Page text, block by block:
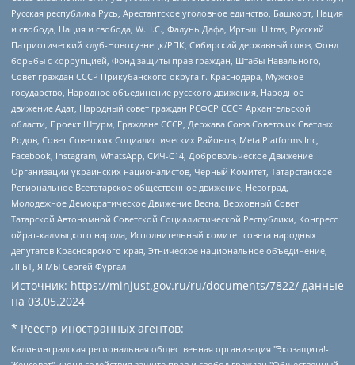
Русская республика Русь, Арестантское уголовное единство, Башкорт, Нация
и свобода, Нация и свобода, W.H.С., Фалунь Дафа, Иртыш Ultras, Русский
Патриотический клуб-Новокузнецк/РПК, Сибирский державный союз, Фонд
борьбы с коррупцией, Фонд защиты прав граждан, Штабы Навального,
Совет граждан СССР Прикубанского округа г. Краснодара, Мужское
государство, Народное объединение русского движения, Народное
движение Адат, Народный совет граждан РСФСР СССР Архангельской
области, Проект Штурм, Граждане СССР, Держава Союз Советских Светлых
Родов, Совет Советских Социалистических Районов, Meta Platforms Inc,
Facebook, Instagram, WhatsApp, СИЧ-С14, Добровольческое Движение
Организации украинских националистов, Черный Комитет, Татарстанское
Региональное Всетатарское общественное движение, Невоград,
Молодежное Демократическое Движение Весна, Верховный Совет
Татарской Автономной Советской Социалистической Республики, Конгресс
ойрат-калмыцкого народа, Исполнительный комитет совета народных
депутатов Красноярского края, Этническое национальное объединение,
ЛГБТ, Я.МЫ Сергей Фургал
Источник: https://minjust.gov.ru/ru/documents/7822/ данные
на 03.05.2024
* Реестр иностранных агентов:
Калининградская региональная общественная организация "Экозащита!-Женсовет", Фонд содействия защите прав и свобод граждан "Общественный вердикт", Фонд "Институт Развития Свободы Информации", Частное учреждение "Информационное агентство МЕМО. РУ", Региональная общественная организация "Общественная комиссия по сохранению наследия академика Сахарова", Фонд поддержки свободы прессы, Санкт-Петербургская общественная правозащитная организация "Гражданский контроль", Межрегиональная общественная организация "Информационно-просветительский центр "Мемориал", Региональный Фонд "Центр Защиты Прав Средств Массовой Информации", с 05.12.2023 Фонд "Центр Защиты Прав Средств массовой информации", Региональная общественная благотворительная организация помощи беженцам и мигрантам "Гражданское содействие", Негосударственное образовательное учреждение дополнительного профессионального образования (повышение квалификации) специалистов "АКАДЕМИЯ ПО ПРАВАМ ЧЕЛОВЕКА", Свердловская региональная общественная организация "Сутяжник", Автономная некоммерческая организация "Центр независимых социологических исследований", Союз общественных объединений "Российский исследовательский центр по правам человека", Региональное общественное учреждение научно-информационный центр "МЕМОРИАЛ", Некоммерческая организация "Фонд защиты гласности", Автономная некоммерческая организация "Институт прав человека", Городская общественная организация "Екатеринбургское общество "МЕМОРИАЛ", Городская общественная организация "Рязанское историко-просветительское и правозащитное общество "Мемориал" (Рязанский Мемориал), Челябинский региональный орган общественной самодеятельности – женское общественное объединение "Женщины Евразии", Челябинский региональный орган общественной самодеятельности "Уральская правозащитная группа", Фонд содействия защите здоровья и социальной справедливости имени Андрея Рылькова, Автономная Некоммерческая Организация "Аналитический Центр Юрия Левады", Автономная некоммерческая организация социальной поддержки населения "Проект Апрель", Региональная общественная организация помощи женщинам и детям, находящимся в кризисной ситуации "Информационно-методический центр "Анна", Фонд содействия развитию массовых коммуникаций и правовому просвещению "Так-так-Так", Фонд содействия устойчивому развитию "Серебряная тайга", Свердловский региональный общественный фонд социальных проектов "Новое время", "Idel.Реалии", Кавказ.Реалии, Крым.Реалии, Телеканал Настоящее Время, Татаро-башкирская служба Радио Свобода (Azatliq Radiosi), Радио Свободная Европа/Радио Свобода (PCE/PC), "Сибирь.Реалии", "Фактограф", Благотворительный фонд помощи осужденным и их семьям, Автономная некоммерческая организация "Институт глобализации и социальных движений", Фонд "В защиту прав заключенных", Частное учреждение "Центр поддержки и содействия развитию средств массовой информации", Пензенский региональный общественный благотворительный фонд "Гражданский союз", "Север.Реалии", Некоммерческая организация Фонд "Правовая инициатива", Общество с ограниченной ответственностью "Радио Свободная Европа/Радио Свобода", Чешское информационное агентство "MEDIUM-ORIENT", Красноярская региональная общественная организация "Мы против СПИДа", Камалягин Денис Николаевич, Маркелов Сергей Евгеньевич, Пономарев Лев Александрович, Савицкая Людмила Алексеевна, Автономная некоммерческая организация "Центр по работе с проблемой насилия "НАСИЛИЮ.НЕТ", Межрегиональный профессиональный союз работников здравоохранения "Альянс врачей", Юридическое лицо, зарегистрированное в Латвийской Республике, SIA "Medusa Project" (регистрационный номер 40103797863, дата регистрации 10.06.2014), Некоммерческая организация "Фонд по борьбе с коррупцией", Автономная некоммерческая организация "Институт права и публичной политики", Баданин Роман Сергеевич, Гликин Максим Александрович, Железнова Мария Михайловна, Лукьянова Юлия Сергеевна, Маетная Елизавета Витальевна, Маняхин Петр Борисович, Чуракова Ольга Владимировна, Ярош Юлия Петровна, Юридическое лицо "The Insider SIA", зарегистрированное в Риге, Латвийская Республика (дата регистрации 26.06.2015), являющееся администратором доменного имени интернет-издания "The Insider SIA", https://theins.ru, Постернак Алексей Евгеньевич, Рубин Михаил Аркадьевич, Анин Роман Александрович, Юридическое лицо Istories fonds, зарегистрированное в Латвийской Республике (регистрационный номер 50008295751, дата регистрации 24.02.2020), Великовский Дмитрий Александрович, Долинина Ирина Николаевна, Мароховская Алеся Алексеевна, Шлейнов Роман Юрьевич, Шмагун Олеся Валентиновна, Общество с ограниченной ответственностью "Альтаир 2021", Общество с ограниченной ответственностью "Вега 2021", Общество с ограниченной ответственностью "Главный редактор 2021", Общество с ограниченной ответственностью "Ромашки монолит", Важенков Артем Валерьевич, Ивановская областная общественная организация "Центр гендерных исследований", Гурман Юрий Альбертович, Медиапроект "ОВД-Инфо", Егоров Владимир Владимирович, Жилинский Владимир Александрович, Общество с ограниченной ответственностью "ЗП", Иванова София Юрьевна, Карезина Инна Павловна, Кильтау Екатерина Викторовна, Петров Алексей Викторович, Пискунов Сергей Евгеньевич, Смирнов Сергей Сергеевич, Тихонов Михаил Сергеевич, Общество с ограниченной ответственностью "ЖУРНАЛИСТ-ИНОСТРАННЫЙ АГЕНТ", Арапова Галина Юрьевна, Вольтская Татьяна Анатольевна, Американская компания "Mason G.E.S. Anonymous Foundation" (США), являющаяся владельцем интернет-издания https://mnews.world/, Компания "Stichting Bellingcat", зарегистрированная в Нидерландах (дата регистрации 11.07.2018), Захаров Андрей Вячеславович, Клепиковская Екатерина Дмитриевна, Общество с ограниченной ответственностью "МЕМО", Перл Роман Александрович, Симонов Евгений Алексеевич, Соловьева Елена Анатольевна, Сотников Даниил Владимирович, Сурначева Елизавета Дмитриевна, Автономная некоммерческая организация по защите прав человека и информированию населения "Якутия – Наше Мнение", Общество с ограниченной ответственностью "Москоу диджитал медиа", с 26.01.2023 Общество с ограниченной ответственностью "Чайка Белые сады", Ветошкина Валерия Валерьевна, Заговора Максим Александрович, Межрегиональное общественное движение "Российская ЛГБТ - сеть", Оленичев Максим Владимирович, Павлов Иван Юрьевич, Скворцова Елена Сергеевна, Общество с ограниченной ответственностью "Как бы инагент", Кочетков Игорь Викторович, Общество с ограниченной ответственностью "Честные выборы", Еланчик Олег Александрович, Общество с ограниченной ответственностью "Нобелевский призыв", Гималова Регина Эмилевна, Григорьев Андрей Валерьевич, Григорьева Алина Александровна, Ассоциация по содействию защите прав призывников, альтернативнослужащих и военнослужащих "Правозащитная группа "Гражданин.Армия.Право", Хисамова Регина Фаритовна, Автономная некоммерческая организация по реализации социально-правовых программ "Лилит", Дальневосточное общественное движение "Маяк", Санкт-Петербургская ЛГБТ-инициативная группа "Выход", Инициативная группа ЛГБТ+ "Реверс", Алексеев Андрей Викторович, Бекбулатова Таисия Львовна, Беляев Иван Михайлович, Владыкина Елена Сергеевна, Гельман Марат Александрович, Никульшина Вероника Юрьевна, Толоконникова Надежда Андреевна, Шендерович Виктор Анатольевич, Общество с ограниченной ответственностью "Данное сообщение", Общество с ограниченной ответственностью Издательский дом "Новая глава", Айнбиндер Александра Александровна, Московский комьюнити-центр для ЛГБТ+инициатив, Благотворительный фонд развития филантропии, Deutsche Welle (Германия, Kurt-Schumacher-Strasse 3, 53113 Bonn), Борзунова Мария Михайловна, Воробьев Виктор Викторович, Голубева Анна Львовна, Константинова Алла Михайловна, Малкова Ирина Владимировна, Мурадов Мурад Абдулгалимович, Осетинская Елизавета Николаевна, Понасенков Евгений Николаевич, Ганапольский Матвей Юрьевич, Киселев Евгений Алексеевич, Борухович Ирина Григорьевна, Дремин Иван Тимофеевич, Дубровский Дмитрий Викторович, Красноярская региональная общественная организация поддержки и развития альтернативных образовательных технологий и межкультурных коммуникаций "ИНТЕРРА", Маяковская Екатерина Алексеевна, Фейгин Марк Захарович, Филимонов Андрей Викторович, Дзугкоева Регина Николаевна, Доброхотов Роман Александрович, Дудь Юрий Александрович, Елкин Сергей Владимирович, Кругликов Кирилл Игоревич, Сабунаева Мария Леонидовна, Семенов Алексей Владимирович, Шаинян Карен Багратович, Шульман Екатерина Михайловна, Асафьев Артур Валерьевич, Вахштайн Виктор Семенович, Венедиктов Алексей Алексеевич, Лушникова Екатерина Евгеньевна, Волков Леонид Михайлович, Невзоров Александр Глебович, Пархоменко Сергей Борисович, Сироткин Ярослав Николаевич, Кара-Мурза Владимир Владимирович, Баранова Наталья Владимировна, Гозман Леонид Яковлевич, Кагарлицкий Борис Юльевич, Климарев Михаил Валерьевич, Милов Владимир Станиславович, Автономная некоммерческая организация Краснодарский центр современного искусства "Типография", Моргенштерн Алишер Тагирович, Соболь Любовь Эдуардовна, Общество с ограниченной ответственностью "ЛИЗА НОРМ", Каспаров Гарри Кимович, Ходорковский Михаил Борисович, Общество с ограниченной ответственностью "Апрельские тезисы", Данилович Ирина Брониславовна, Кашин Олег Владимирович, Петров Николай Владимирович, Пивоваров Алексей Владимирович, Соколов Михаил Владимирович, Цветкова Юлия Владимировна, Чичваркин Евгений Александрович, Комитет против пыток/Команда против пыток, Общество с ограниченной ответственностью "Первый научный", Общество с ограниченной ответственностью "Вертолет и ко", Белоцерковская Вероника Борисовна, Кац Максим Евгеньевич, Лазарева Татьяна Юрьевна, Шаведдинов Руслан Табризович, Яшин Илья Валерьевич, Общество с ограниченной ответственностью "Иноагент ААВ", Алешковский Дмитрий Петрович, Альбац Евгения Марковна, Быков Дмитрий Львович, Галямина Юлия Евгеньевна, Лойко Сергей Леонидович, Мартынов Кирилл Константинович, Медведев Сергей Александрович, Крашенинников Федор Геннадиевич, Гордеева Катерина Вл